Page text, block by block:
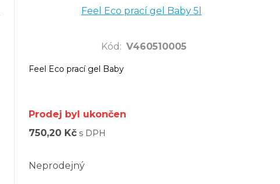
Feel Eco prací gel Baby 5l
Kód : V460510005
Feel Eco prací gel Baby
Prodej byl ukončen
750,20 Kč s DPH
Neprodejný